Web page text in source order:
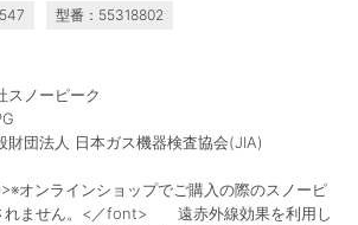
型番：55318802
スノーピーク
財団法人 日本ガス機器検査協会(JIA)
オンラインショップでご購入の際のスノーピ
れません。<／font> 遠赤外線効果を利用し